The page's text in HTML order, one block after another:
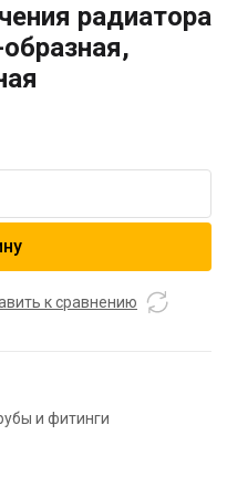
радиатора
к сравнению
и фитинги